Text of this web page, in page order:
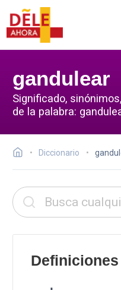
gandulear
Significado,
de la palabra:
Diccionario
Definiciones